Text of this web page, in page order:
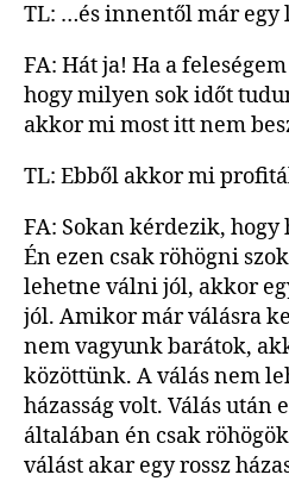
TL: …és innentől már egy
FA: Hát ja! Ha a
hogy milyen sok időt
akkor mi most itt nem
TL: Ebből akkor mi
FA: Sokan kérdezik,
Én ezen csak röhögni
lehetne válni jól, akkor
jól. Amikor már válásra
nem vagyunk barátok,
közöttünk. A válás nem
házasság volt. Válás után
általában én csak
válást akar egy rossz